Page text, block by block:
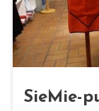
Sie­Mie-